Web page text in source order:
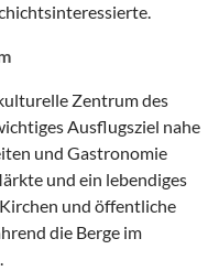
Zentrum des
Ausflugsziel nahe
und Gastronomie
und ein lebendiges
und öffentliche
die Berge im